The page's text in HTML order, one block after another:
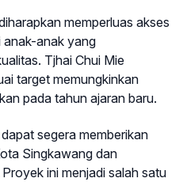
memperluas akses
anak-anak yang
Tjhai Chui Mie
target memungkinkan
pada tahun ajaran baru.
segera memberikan
Singkawang dan
ini menjadi salah satu